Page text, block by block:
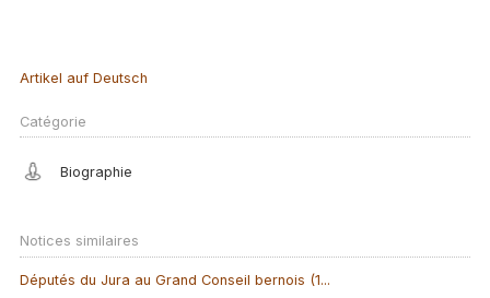
Artikel auf Deutsch
Catégorie
Biographie
Notices similaires
Députés du Jura au Grand Conseil bernois (1...